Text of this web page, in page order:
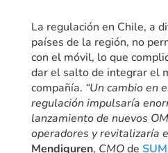
La regulación en Chile, a
países de la región, no
con el móvil, lo que
dar el salto de integrar el
compañía. “Un cambio en
regulación impulsaría
lanzamiento de nuevos
operadores y revitalizaría
Mendiguren, CMOde